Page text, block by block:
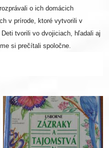
o ich domácich
v prírode, ktoré vytvorili v
tvorili vo dvojiciach, hľadali aj
si prečítali spoločne.